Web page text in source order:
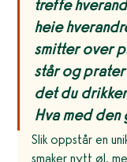
treffe
heie
smitter over
står og
det du
Hva med den
Slik oppstår en
smaker nytt øl,